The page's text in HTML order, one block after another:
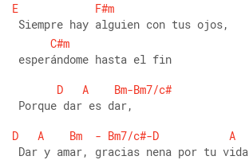
E
F#m
Siempre hay alguien con tus ojos,
C#m
esperándome hasta el fin
D
A
Bm-Bm7/c#
Porque dar es dar,
D
A Bm - Bm7/c#-D
A
Dar y amar, gracias nena por tu vida